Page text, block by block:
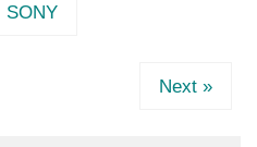
SONY
Next »